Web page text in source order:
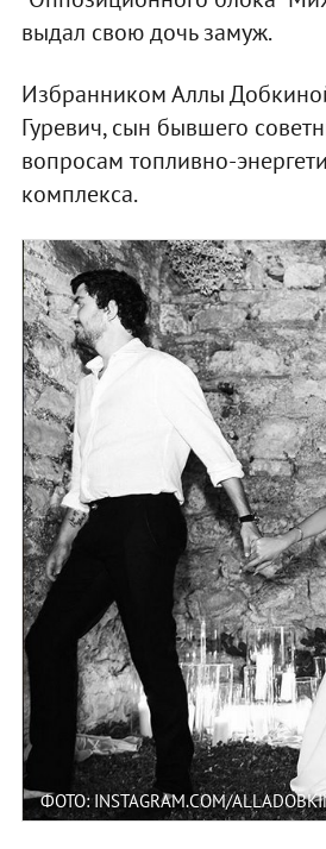
выдал свою дочь замуж.
Избранником Аллы
Гуревич, сын бывшего
вопросам топливно-
комплекса.
ФОТО: INSTAGRAM.COM/